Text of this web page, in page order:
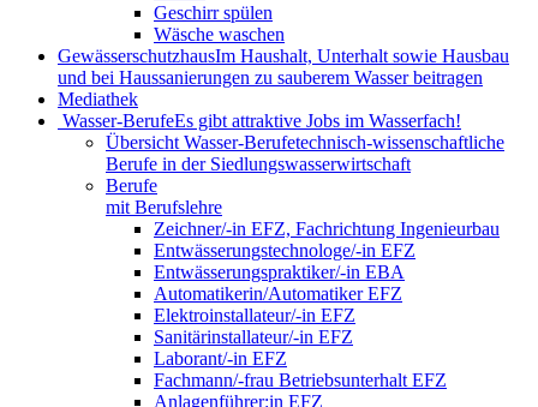
Geschirr spülen
Wäsche waschen
GewässerschutzhausIm Haushalt, Unterhalt sowie Hausbau
und bei Haussanierungen zu sauberem Wasser beitragen
Mediathek
Wasser-BerufeEs gibt attraktive Jobs im Wasserfach!
Übersicht Wasser-Berufetechnisch-wissenschaftliche
Berufe in der Siedlungswasserwirtschaft
Berufe
mit Berufslehre
Zeichner/-in EFZ, Fachrichtung Ingenieurbau
Entwässerungstechnologe/-in EFZ
Entwässerungspraktiker/-in EBA
Automatikerin/Automatiker EFZ
Elektroinstallateur/-in EFZ
Sanitärinstallateur/-in EFZ
Laborant/-in EFZ
Fachmann/-frau Betriebsunterhalt EFZ
Anlagenführer:in EFZ